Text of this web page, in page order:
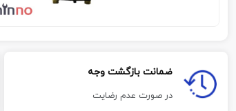
ضمانت بازگشت وجه
در صورت عدم رضایت